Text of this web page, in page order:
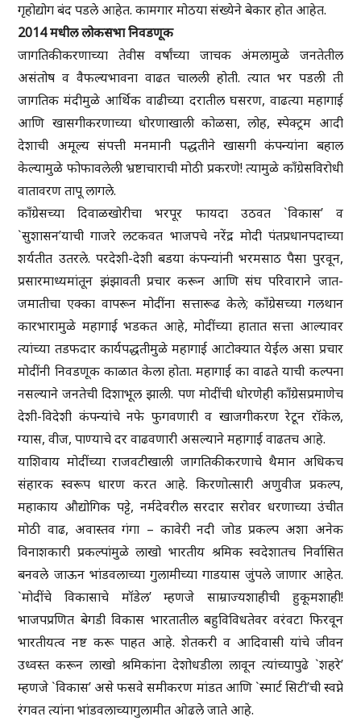
गृहोद्योग बंद पडले आहेत. कामगार मोठया संख्येने बेकार होत आहेत.
2014 मधील लोकसभा निवडणूक
जागतिकीकरणाच्या तेवीस वर्षांच्या जाचक अंमलामुळे जनतेतील
असंतोष व वैफल्यभावना वाढत चालली होती. त्यात भर पडली ती
जागतिक मंदीमुळे आर्थिक वाढीच्या दरातील घसरण, वाढत्या महागाई
आणि खासगीकरणाच्या धोरणाखाली कोळसा, लोह, स्पेक्ट्रम आदी
देशाची अमूल्य संपत्ती मनमानी पद्धतीने खासगी कंपन्यांना बहाल
केल्यामुळे फोफावलेली भ्रष्टाचाराची मोठी प्रकरणे! त्यामुळे काँग्रेसविरोधी
वातावरण तापू लागले.
काँग्रेसच्या दिवाळखोरीचा भरपूर फायदा उठवत `विकास’ व
`सुशासन’याची गाजरे लटकवत भाजपचे नरेंद्र मोदी पंतप्रधानपदाच्या
शर्यतीत उतरले. परदेशी-देशी बडया कंपन्यांनी भरमसाठ पैसा पुरवून,
प्रसारमाध्यमांतून झंझावती प्रचार करून आणि संघ परिवाराने जात-
जमातीचा एक्का वापरून मोदींना सत्तारूढ केले; काँग्रेसच्या गलथान
कारभारामुळे महागाई भडकत आहे, मोदींच्या हातात सत्ता आल्यावर
त्यांच्या तडफदार कार्यपद्धतीमुळे महागाई आटोक्यात येईल असा प्रचार
मोदींनी निवडणूक काळात केला होता. महागाई का वाढते याची कल्पना
नसल्याने जनतेची दिशाभूल झाली. पण मोदींची धोरणेही काँग्रेसप्रमाणेच
देशी-विदेशी कंपन्यांचे नफे फुगवणारी व खाजगीकरण रेटून रॉकेल,
ग्यास, वीज, पाण्याचे दर वाढवणारी असल्याने महागाई वाढतच आहे.
याशिवाय मोदींच्या राजवटीखाली जागतिकीकरणाचे थैमान अधिकच
संहारक स्वरूप धारण करत आहे. किरणोत्सारी अणुवीज प्रकल्प,
महाकाय औद्योगिक पट्टे, नर्मदेवरील सरदार सरोवर धरणाच्या उंचीत
मोठी वाढ, अवास्तव गंगा – कावेरी नदी जोड प्रकल्प अशा अनेक
विनाशकारी प्रकल्पांमुळे लाखो भारतीय श्रमिक स्वदेशातच निर्वासित
बनवले जाऊन भांडवलाच्या गुलामीच्या गाडयास जुंपले जाणार आहेत.
`मोदींचे विकासाचे मॉडेल’ म्हणजे साम्राज्यशाहीची हुकूमशाही!
भाजपप्रणित बेगडी विकास भारतातील बहुविविधतेवर वरंवटा फिरवून
भारतीयत्व नष्ट करू पाहत आहे. शेतकरी व आदिवासी यांचे जीवन
उध्वस्त करून लाखो श्रमिकांना देशोधडीला लावून त्यांच्यापुढे `शहरे’
म्हणजे `विकास’ असे फसवे समीकरण मांडत आणि `स्मार्ट सिटी’ची स्वप्ने
रंगवत त्यांना भांडवलाच्यागुलामीत ओढले जाते आहे.